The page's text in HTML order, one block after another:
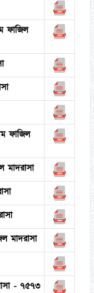
ফাজিল
ফাজিল
মাদরাসা
মাদরাসা
- ৭৫৭৩